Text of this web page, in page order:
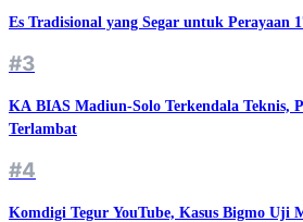
Es Tradisional yang Segar untuk Perayaan
#3
KA BIAS Madiun-Solo Terkendala Teknis,
Terlambat
#4
Komdigi Tegur YouTube, Kasus Bigmo Uji